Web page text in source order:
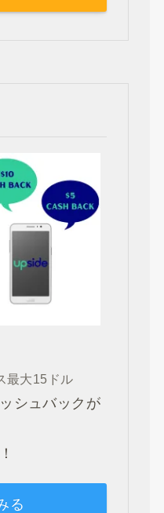
最大15ドル
シュバックが
る